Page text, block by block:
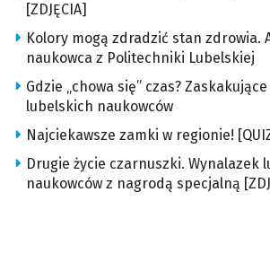
[ZDJĘCIA]
Kolory mogą zdradzić stan zdrowia.
naukowca z Politechniki Lubelskiej
Gdzie „chowa się” czas?
lubelskich naukowców
Najciekawsze zamki w regionie!
Drugie życie czarnuszki. Wynalazek
naukowców z nagrodą specjalną